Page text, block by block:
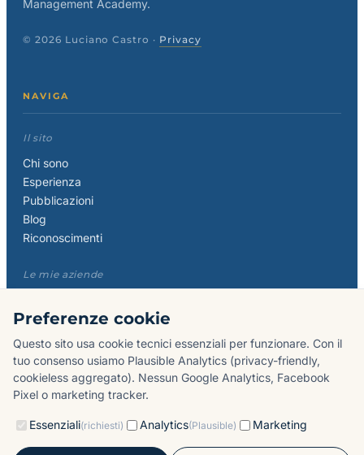
Management Academy.
© 2026 Luciano Castro · Privacy
NAVIGA
Il sito
Chi sono
Esperienza
Pubblicazioni
Blog
Riconoscimenti
Le mie aziende
Management Academy
Product Manager Alliance
Anomadic
Email: vai allapagina contatti .
Preferenze cookie
Questo sito usa cookie tecnici essenziali per funzionare. Con il
tuo consenso usiamo Plausible Analytics (privacy-friendly,
cookieless aggregato). Nessun Google Analytics, Facebook
Pixel o marketing tracker.
Essenziali(richiesti) Analytics(Plausible) Marketing